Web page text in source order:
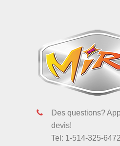
Des questions?
devis!
Tel: 1-514-325-6472